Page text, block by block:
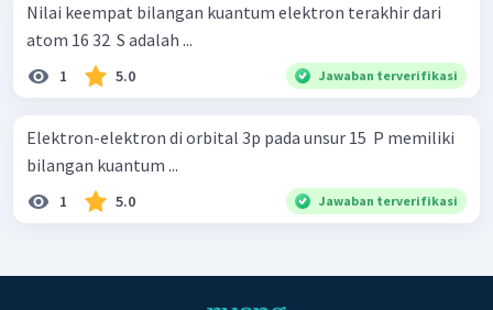
Nilai keempat bilangan kuantum elektron terakhir dari
atom 16 32 ​ S adalah ...
1 5.0 Jawaban terverifikasi
Elektron-elektron di orbital 3p pada unsur 15 ​ P memiliki
bilangan kuantum ...
1 5.0 Jawaban terverifikasi